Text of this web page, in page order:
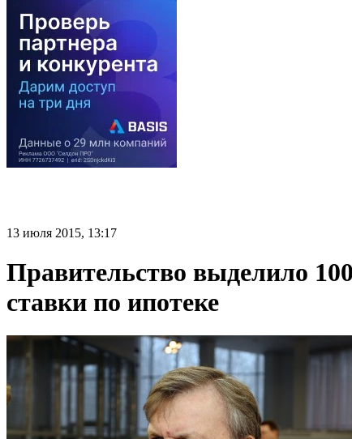
13 июля 2015, 13:17
Правительство выделило
ставки по ипотеке